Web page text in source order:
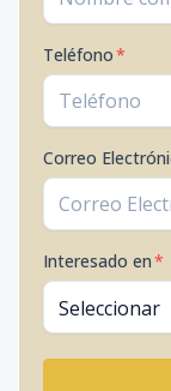
Teléfono*
Correo
Interesado en*